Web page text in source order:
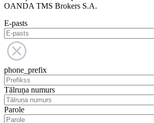
OANDA TMS Brokers S.A.
E-pasts
phone_prefix
Tālruņa numurs
Parole